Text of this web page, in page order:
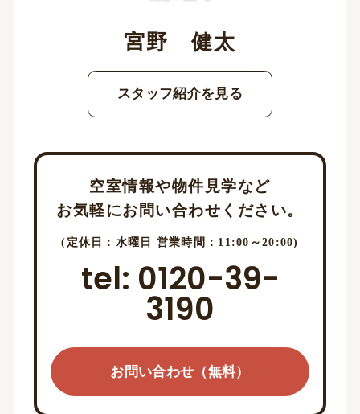
宮野 健太
スタッフ紹介を見る
空室情報や物件見学など
お気軽にお問い合わせください。
(定休日：水曜日 営業時間：11:00～20:00)
tel: 0120-39-
3190
お問い合わせ（無料）